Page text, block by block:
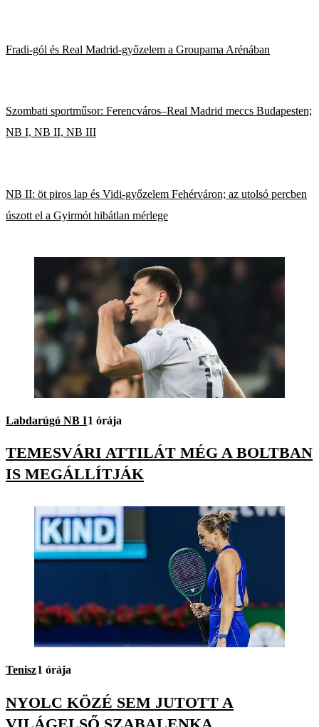
Fradi-gól és Real Madrid-győzelem a Groupama Arénában
Szombati sportműsor: Ferencváros–Real Madrid meccs Budapesten;
NB I, NB II, NB III
NB II: öt piros lap és Vidi-győzelem Fehérváron; az utolsó percben
úszott el a Gyirmót hibátlan mérlege
Labdarúgó NB I1 órája
TEMESVÁRI ATTILÁT MÉG A BOLTBAN
IS MEGÁLLÍTJÁK
Tenisz1 órája
NYOLC KÖZÉ SEM JUTOTT A